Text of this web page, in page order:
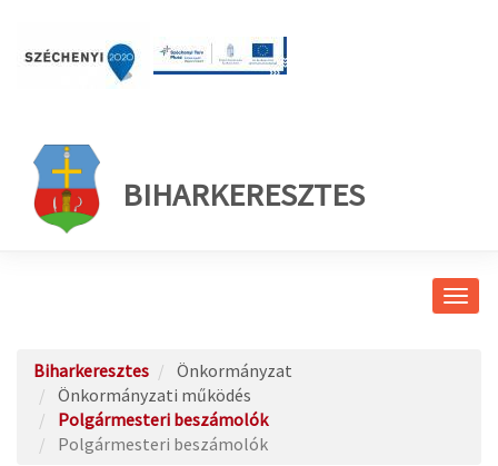
BIHARKERESZTES
Biharkeresztes
Önkormányzat
Önkormányzati működés
Polgármesteri beszámolók
Polgármesteri beszámolók